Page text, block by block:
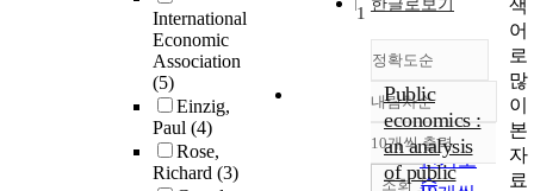
International
Economic
Association
(5)
Einzig,
Paul (4)
Rose,
Richard (3)
한글로보기
정확도순
정확도
순
인기도
순
내림차순
내림차순
10개씩 출력
조회
1
Public
economics :
an analysis
of public
색
어
로
많
이
본
자
료